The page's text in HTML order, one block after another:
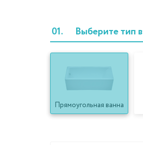
01. Выберите тип
Прямоугольная ванна